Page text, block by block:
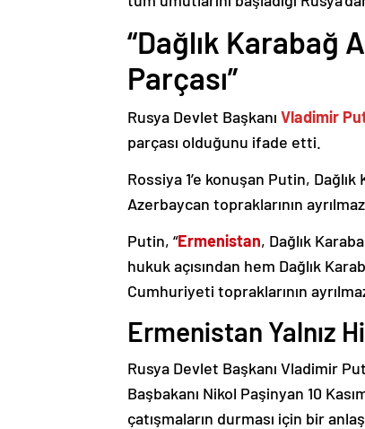
“Dağlık Karabağ
Parçası”
Rusya Devlet Başkanı Vladimir
parçası olduğunu ifade etti.
Rossiya 1’e konuşan Putin,
Azerbaycan topraklarının
Putin, “Ermenistan, Dağlık
hukuk açısından hem Dağlık
Cumhuriyeti topraklarının
Ermenistan Yalnız
Rusya Devlet Başkanı Vladimir
Başbakanı Nikol Paşinyan 10
çatışmaların durması için bir